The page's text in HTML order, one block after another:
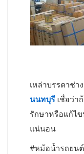
เหล่าบรรดาช่า
นนทบุรี เชื่อว่า
รักษาหรือแก้ไ
แน่นอน
#หม้อน้ำรถยนต์